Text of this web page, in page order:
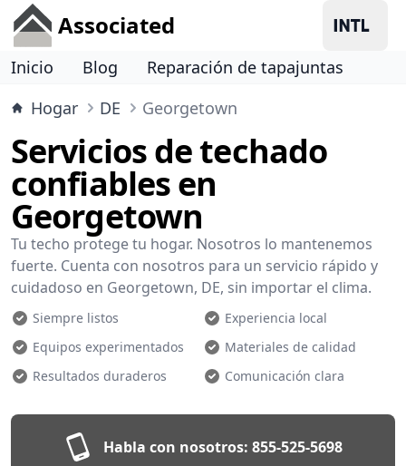
Associated
Inicio Blog
Reparación de tapajuntas
Hogar
DE Georgetown
Servicios de techado
confiables en
Georgetown
Tu techo protege tu hogar. Nosotros lo mantenemos
fuerte. Cuenta con nosotros para un servicio rápido y
cuidadoso en Georgetown, DE, sin importar el clima.
Siempre listos
Experiencia local
Equipos experimentados
Materiales de calidad
Resultados duraderos
Comunicación clara
Habla con nosotros: 855-525-5698